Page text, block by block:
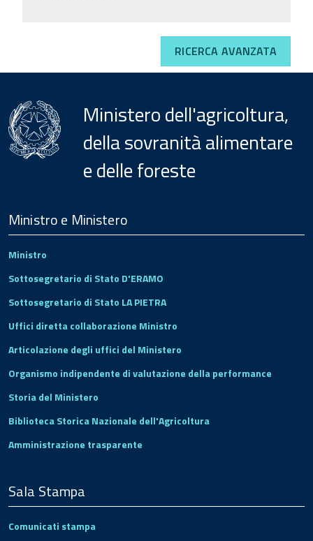
RICERCA AVANZATA
Ministero dell'agricoltura,
della sovranità alimentare
e delle foreste
Footer
Ministro e Ministero
Ministro
Sottosegretario di Stato D'ERAMO
Sottosegretario di Stato LA PIETRA
Uffici diretta collaborazione Ministro
Articolazione degli uffici del Ministero
Organismo indipendente di valutazione della performance
Storia del Ministero
Biblioteca Storica Nazionale dell'Agricoltura
Amministrazione trasparente
Sala Stampa
Comunicati stampa